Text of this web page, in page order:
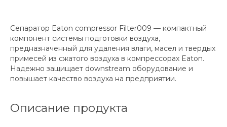
Сепаратор Eaton compressor Filter009 — компактный
компонент системы подготовки воздуха,
предназначенный для удаления влаги, масел и твердых
примесей из сжатого воздуха в компрессорах Eaton.
Надежно защищает downstream оборудование и
повышает качество воздуха на предприятии.
Описание продукта